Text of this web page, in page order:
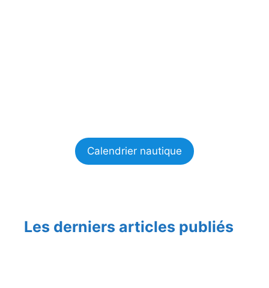
Calendrier nautique
Les derniers articles publiés